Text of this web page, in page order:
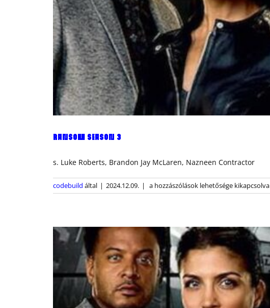
RANSOM SEASON 3
s. Luke Roberts, Brandon Jay McLaren, Nazneen Contractor
codebuild által | 2024.12.09. |
Ransom
Season
a hozzászólások lehetősége kikapcsolva